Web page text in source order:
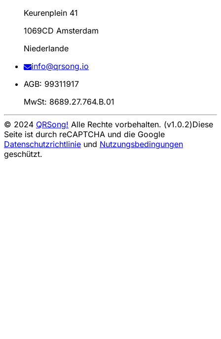
Keurenplein 41
1069CD Amsterdam
Niederlande
info@qrsong.io
AGB: 99311917
MwSt: 8689.27.764.B.01
© 2024 QRSong! Alle Rechte vorbehalten. (v1.0.2)Diese
Seite ist durch reCAPTCHA und die Google
Datenschutzrichtlinie und Nutzungsbedingungen
geschützt.